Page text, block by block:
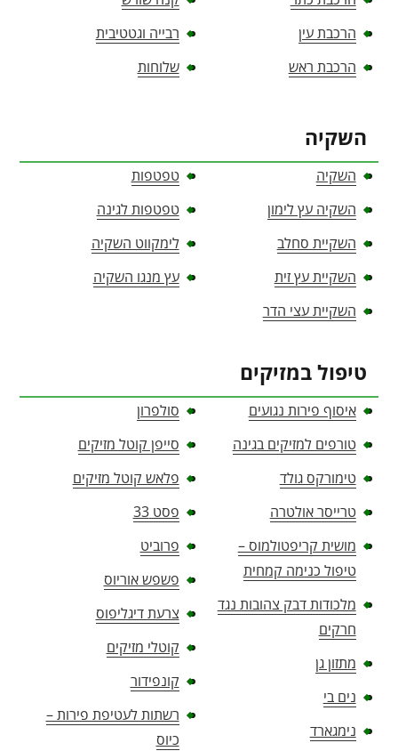
הרכבת עין
הרכבת ראש
רבייה וגטטיבית
שלוחות
השקיה
השקיה
השקיה עץ לימון
השקיית סחלב
השקיית עץ זית
השקיית עצי הדר
טפטפות
טפטפות לגינה
לימקווט השקיה
עץ מנגו השקיה
טיפול במזיקים
איסוף פירות נגועים
טורפים למזיקים בגינה
טימורקס גולד
טרייסר אולטרה
מושית קריפטולמוס –
טיפול כנימה קמחית
מלכודות דבק צהובות נגד
חרקים
מתזון גן
נים בי
נימגארד
סולפרון
סייפן קוטל מזיקים
פלאש קוטל מזיקים
פסט 33
פרוביט
פשפש אוריוס
צרעת דיגליפוס
קוטלי מזיקים
קונפידור
רשתות לעטיפת פירות –
כיוס